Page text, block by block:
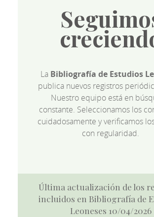
La Bibliografía de Estudios
publica nuevos registros
Nuestro equipo está en
constante. Seleccionamos los
cuidadosamente y verificamos
con regularidad.
Última actualización de los
incluidos en Bibliografía de
Leoneses 10/04/2026